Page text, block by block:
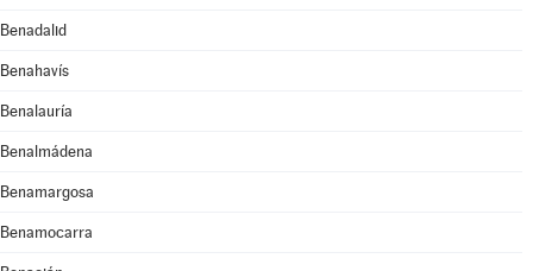
Benadalid
Benahavís
Benalauría
Benalmádena
Benamargosa
Benamocarra